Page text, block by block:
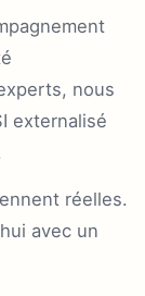
nous
externalisé
réelles.
avec un